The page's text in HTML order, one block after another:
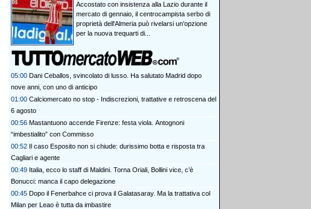
Accostato con insistenza alla Lazio durante il
mercato di gennaio, il centrocampista serbo di
proprietà dell'Almeria può rivelarsi un'opzione
per la nuova trequarti di...
05:00 Dani Ceballos, svincolato di lusso. Ha salutato Madrid dopo
nove anni, con uno di anticipo
01:00 Calciomercato no stop - Indiscrezioni, trattative e retroscena del
6 agosto
00:56 Mastantuono accende Firenze: festa viola. Antognoni
“imbestialito” con Commisso
00:52 Il caso Esposito non si chiude: durissimo botta e risposta tra
Cagliari e agente
00:49 Italia, ecco lo staff di Maldini. Torna Oriali, Bollini vice, c’è
Bonucci: manca il capo delegazione
00:45 Dopo il Fenerbahce ci prova il Galatasaray. Ma la trattativa col
Milan per Leao è tutta da imbastire